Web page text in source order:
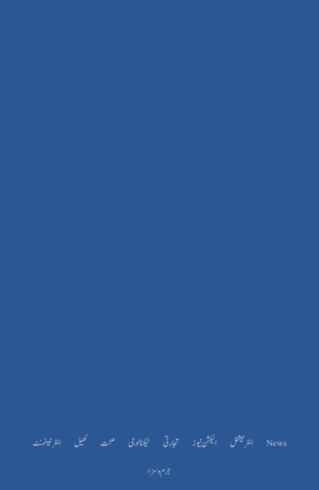
News انٹرنیشنل الیکشن نیوز تجارتی ٹیکنالوجی صحت کھیل
انٹرٹینمنٹ
جرم و سزا